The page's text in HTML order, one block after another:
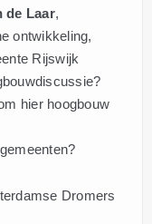
de Laar,
ontwikkeling,
Rijswijk
hier hoogbouw
Dromers